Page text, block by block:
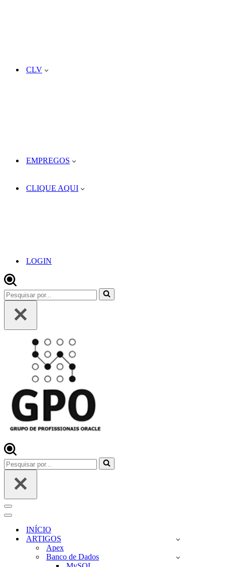
CLV
EMPREGOS
CLIQUE AQUI
LOGIN
Pesquisar
por...
Pesquisar
por...
Menu
de
navegação
Menu
navegaçãoINÍCIO
ARTIGOS
Apex
Banco de Dados